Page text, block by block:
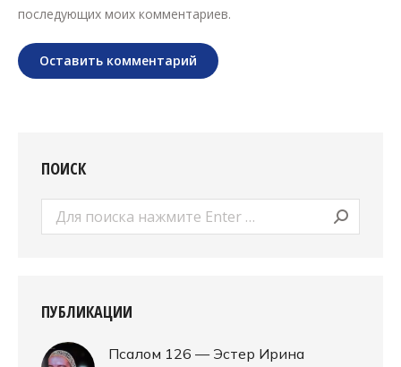
последующих моих комментариев.
Оставить комментарий
ПОИСК
Поиск:
ПУБЛИКАЦИИ
Псалом 126 — Эстер Ирина